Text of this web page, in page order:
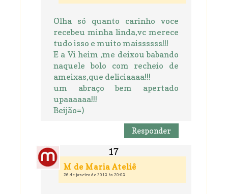
Olha só quanto carinho voce
recebeu minha linda,vc merece
tudo isso e muito maissssss!!!
E a Vi heim ,me deixou babando
naquele bolo com recheio de
ameixas,que deliciaaaa!!!
um abraço bem apertado
upaaaaaa!!!
Beijão=)
Responder
M de Maria Ateliê
26 de janeiro de 2013 às 20:03